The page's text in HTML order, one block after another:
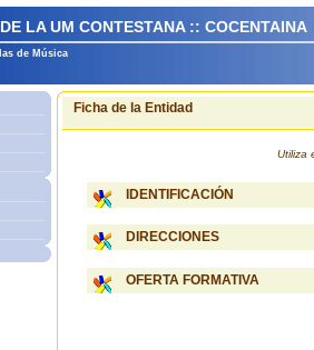
LA UM CONTESTANA :: COCENTAINA
de Música
Ficha de la Entidad
Utiliza
IDENTIFICACIÓN
DIRECCIONES
OFERTA FORMATIVA